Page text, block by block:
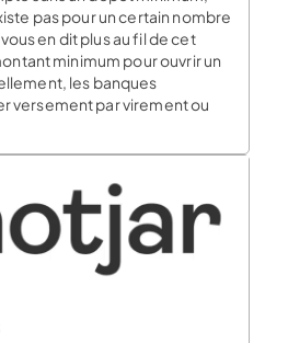
pas pour un certain nombre
en dit plus au fil de cet
minimum pour ouvrir un
les banques
versement par virement ou